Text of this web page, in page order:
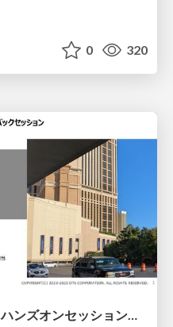
0 320
K25フィードバックLT大会 ハンズオンセッション参加レポート